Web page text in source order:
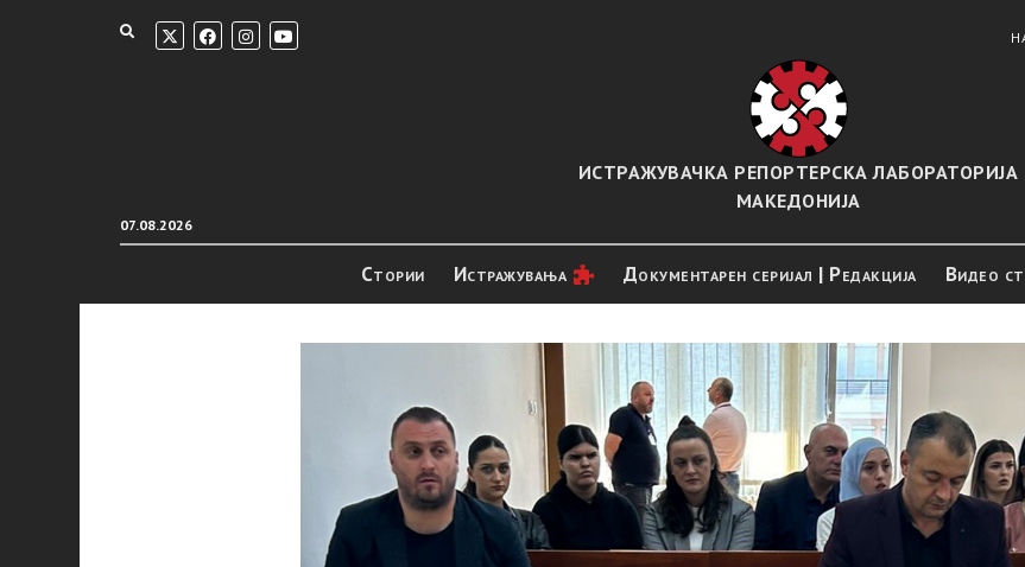
07.08.2026
ИСТРАЖУВАЧКА РЕПОРТЕРСКА ЛАБОРАТОРИЈА
МАКЕДОНИЈА
Стории Истражувањa Документарен серијал | Редакција Видео